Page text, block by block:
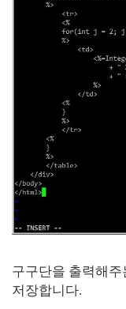
구구단을 출력해주
저장합니다.